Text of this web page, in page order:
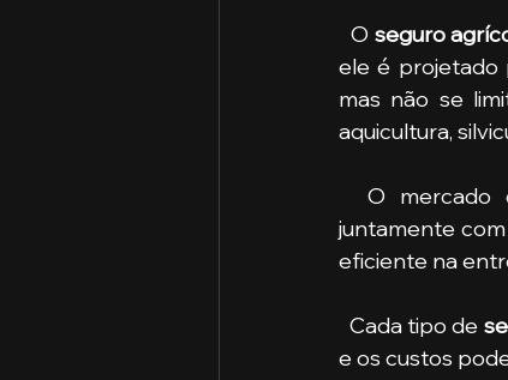
  O
seguro
ele é projetado
mas não se
aquicultura,
O mercado
juntamente
eficiente na
  Cada tipo de
e os custos